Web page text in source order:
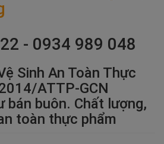
- 0934 989 048
Sinh An Toàn Thực
ATTP-GCN
bán buôn. Chất lượng,
toàn thực phẩm